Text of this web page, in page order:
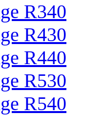
R340
R430
R440
R530
R540